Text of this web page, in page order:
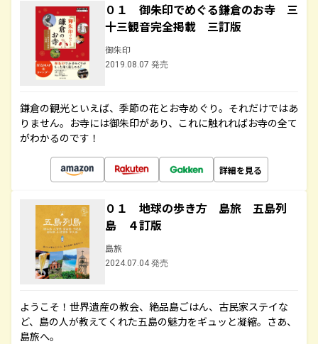
０１ 御朱印でめぐる鎌倉のお寺 三
十三観音完全掲載 三訂版
御朱印
2019.08.07 発売
鎌倉の観光といえば、季節の花とお寺めぐり。それだけではあ
りません。お寺には御朱印があり、これに触れればお寺の全て
がわかるのです！
詳細を見る
０１ 地球の歩き方 島旅 五島列
島 ４訂版
島旅
2024.07.04 発売
ようこそ！世界遺産の教会、絶品島ごはん、古民家ステイな
ど、島の人が教えてくれた五島の魅力をギュッと凝縮。さあ、
島旅へ。